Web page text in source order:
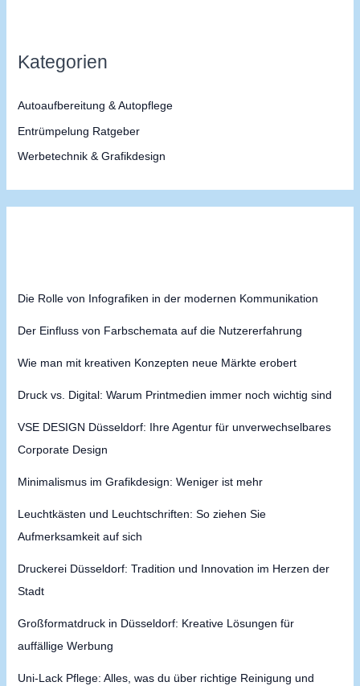
Kategorien
Autoaufbereitung & Autopflege
Entrümpelung Ratgeber
Werbetechnik & Grafikdesign
Die Rolle von Infografiken in der modernen Kommunikation
Der Einfluss von Farbschemata auf die Nutzererfahrung
Wie man mit kreativen Konzepten neue Märkte erobert
Druck vs. Digital: Warum Printmedien immer noch wichtig sind
VSE DESIGN Düsseldorf: Ihre Agentur für unverwechselbares
Corporate Design
Minimalismus im Grafikdesign: Weniger ist mehr
Leuchtkästen und Leuchtschriften: So ziehen Sie
Aufmerksamkeit auf sich
Druckerei Düsseldorf: Tradition und Innovation im Herzen der
Stadt
Großformatdruck in Düsseldorf: Kreative Lösungen für
auffällige Werbung
Uni-Lack Pflege: Alles, was du über richtige Reinigung und